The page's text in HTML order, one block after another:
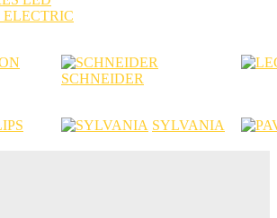
ELECTRIC
SCHNEIDER
SYLVANIA